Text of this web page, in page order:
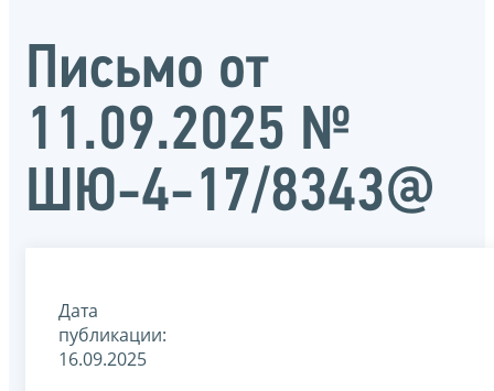
Письмо от
11.09.2025 №
ШЮ-4-17/8343@
Дата
публикации:
16.09.2025